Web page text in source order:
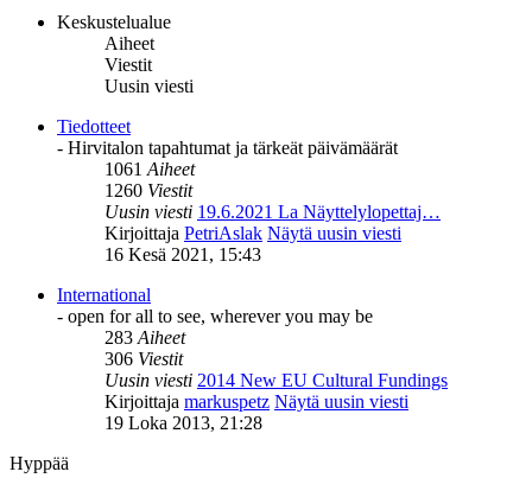
Keskustelualue
Aiheet
Viestit
Uusin viesti
Tiedotteet
- Hirvitalon tapahtumat ja tärkeät päivämäärät
1061 Aiheet
1260 Viestit
Uusin viesti 19.6.2021 La Näyttelylopettaj…
Kirjoittaja PetriAslak Näytä uusin viesti
16 Kesä 2021, 15:43
International
- open for all to see, wherever you may be
283 Aiheet
306 Viestit
Uusin viesti 2014 New EU Cultural Fundings
Kirjoittaja markuspetz Näytä uusin viesti
19 Loka 2013, 21:28
Hyppää